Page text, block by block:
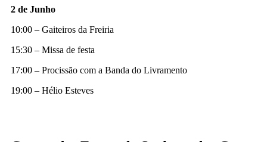
2 de Junho
10:00 – Gaiteiros da Freiria
15:30 – Missa de festa
17:00 – Procissão com a Banda do Livramento
19:00 – Hélio Esteves